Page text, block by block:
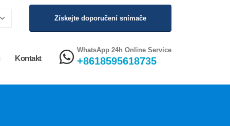
Získejte doporučení snímače
Kontakt
WhatsApp 24h Online Service
+8618595618735